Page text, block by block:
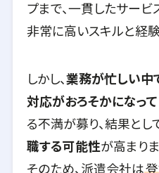
プまで、一貫したサービ
非常に高いスキルと経
しかし、業務が忙しい中
対応がおろそかになって
る不満が募り、結果とし
職する可能性が高まりま
そのため、派遣会社は